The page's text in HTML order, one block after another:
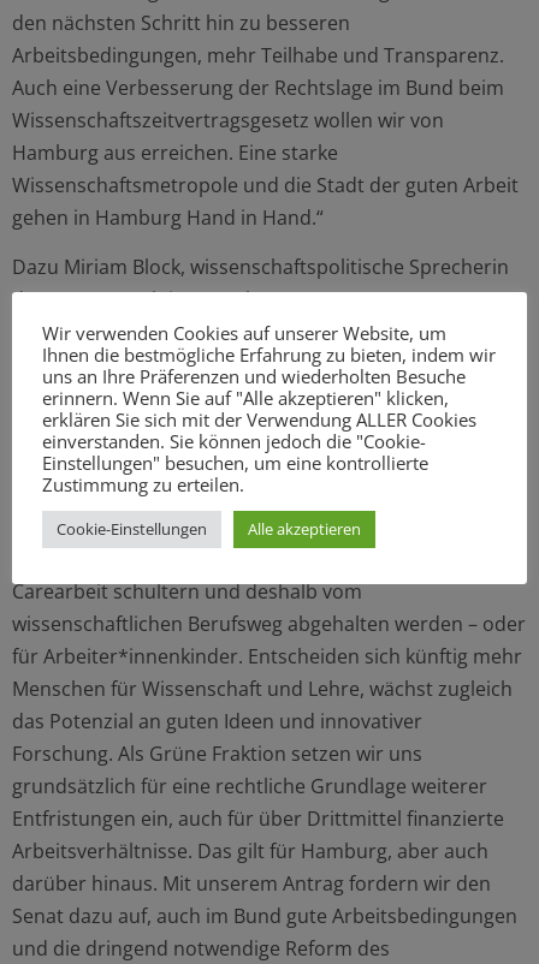
den nächsten Schritt hin zu besseren
Arbeitsbedingungen, mehr Teilhabe und Transparenz.
Auch eine Verbesserung der Rechtslage im Bund beim
Wissenschaftszeitvertragsgesetz wollen wir von
Hamburg aus erreichen. Eine starke
Wissenschaftsmetropole und die Stadt der guten Arbeit
gehen in Hamburg Hand in Hand.“
Dazu Miriam Block, wissenschaftspolitische Sprecherin
der Grünen Fraktion Hamburg: „Gute
Arbeitsbedingungen in Wissenschaft und Lehre sind
gleich in mehrfacher Hinsicht wichtig: Längere
Vertragslaufzeiten und entfristete Verträge bedeuten
höhere Sicherheit für die Beschäftigten, steigern das
Wohlbefinden und erleichtern die Vereinbarkeit von
Familie und Beruf. Auf diese Weise wird Wissenschaft
attraktiver für mehr Menschen. Beispielsweise auch für
Carearbeit schultern und deshalb vom
wissenschaftlichen Berufsweg abgehalten werden – oder
für Arbeiter*innenkinder. Entscheiden sich künftig mehr
Menschen für Wissenschaft und Lehre, wächst zugleich
das Potenzial an guten Ideen und innovativer
Forschung. Als Grüne Fraktion setzen wir uns
grundsätzlich für eine rechtliche Grundlage weiterer
Entfristungen ein, auch für über Drittmittel finanzierte
Arbeitsverhältnisse. Das gilt für Hamburg, aber auch
darüber hinaus. Mit unserem Antrag fordern wir den
Senat dazu auf, auch im Bund gute Arbeitsbedingungen
und die dringend notwendige Reform des
Wir verwenden Cookies auf unserer Website, um
Ihnen die bestmögliche Erfahrung zu bieten, indem wir
uns an Ihre Präferenzen und wiederholten Besuche
erinnern. Wenn Sie auf "Alle akzeptieren" klicken,
erklären Sie sich mit der Verwendung ALLER Cookies
einverstanden. Sie können jedoch die "Cookie-
Einstellungen" besuchen, um eine kontrollierte
Zustimmung zu erteilen.
Cookie-Einstellungen Alle akzeptieren